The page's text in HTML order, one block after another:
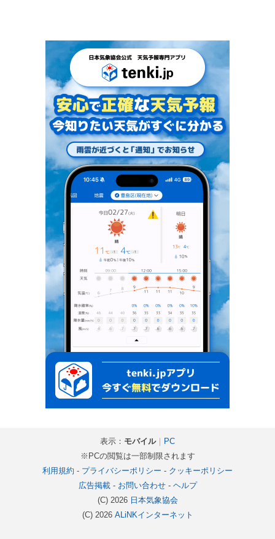
表示： モバイル｜ PC
※PCの閲覧は一部制限されます
利用規約 - プライバシーポリシー - クッキーポリシー
広告掲載- お問い合わせ- ヘルプ
(C) 2026 日本気象協会
(C) 2026 ALiNKインターネット